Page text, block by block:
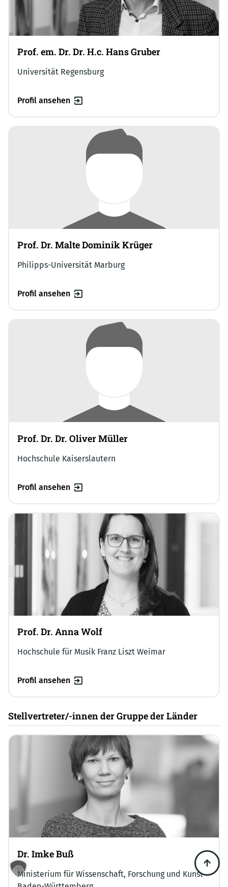
Prof. em. Dr. Dr. H.c. Hans Gruber
Universität Regensburg
Profil ansehen
Prof. Dr. Malte Dominik Krüger
Philipps-Universität Marburg
Profil ansehen
Prof. Dr. Dr. Oliver Müller
Hochschule Kaiserslautern
Profil ansehen
Prof. Dr. Anna Wolf
Hochschule für Musik Franz Liszt Weimar
Profil ansehen
Stellvertreter/-innen der Gruppe der Länder
Dr. Imke Buß
Ministerium für Wissenschaft, Forschung und Kunst